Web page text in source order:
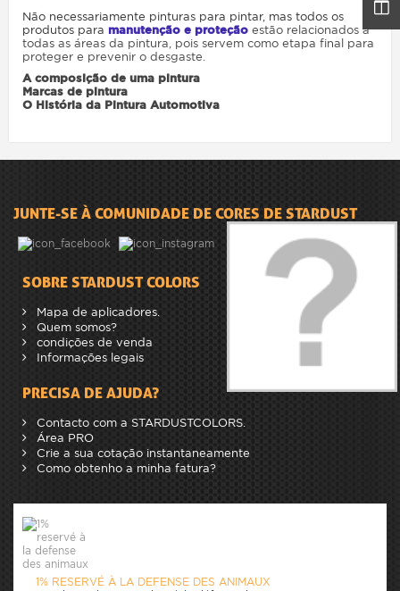
Não necessariamente pinturas para pintar, mas todos os
produtos para manutenção e proteção estão relacionados a
todas as áreas da pintura, pois servem como etapa final para
proteger e prevenir o desgaste.
A composição de uma pintura
Marcas de pintura
O História da Pintura Automotiva
JUNTE-SE À COMUNIDADE DE CORES DE STARDUST
SOBRE STARDUST COLORS
Mapa de aplicadores.
Quem somos?
condições de venda
Informações legais
PRECISA DE AJUDA?
Contacto com a STARDUSTCOLORS.
Área PRO
Crie a sua cotação instantaneamente
Como obtenho a minha fatura?
1% RESERVÉ À LA DEFENSE DES ANIMAUX